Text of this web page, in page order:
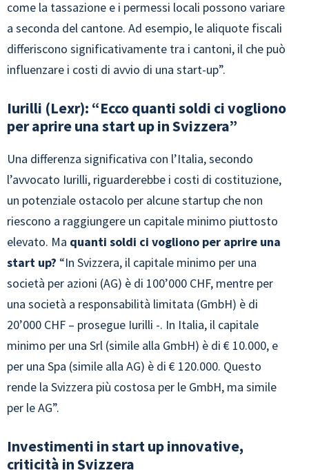
come la tassazione e i permessi locali possono variare
a seconda del cantone. Ad esempio, le aliquote fiscali
differiscono significativamente tra i cantoni, il che può
influenzare i costi di avvio di una start-up”.
Iurilli (Lexr): “Ecco quanti soldi ci vogliono
per aprire una start up in Svizzera”
Una differenza significativa con l’Italia, secondo
l’avvocato Iurilli, riguarderebbe i costi di costituzione,
un potenziale ostacolo per alcune startup che non
riescono a raggiungere un capitale minimo piuttosto
elevato. Ma quanti soldi ci vogliono per aprire una
start up? “In Svizzera, il capitale minimo per una
società per azioni (AG) è di 100’000 CHF, mentre per
una società a responsabilità limitata (GmbH) è di
20’000 CHF – prosegue Iurilli -. In Italia, il capitale
minimo per una Srl (simile alla GmbH) è di € 10.000, e
per una Spa (simile alla AG) è di € 120.000. Questo
rende la Svizzera più costosa per le GmbH, ma simile
per le AG”.
Investimenti in start up innovative,
criticità in Svizzera